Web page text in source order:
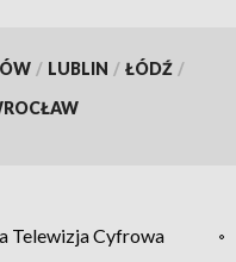
/ LUBLIN / ŁÓDŹ /
Telewizja Cyfrowa